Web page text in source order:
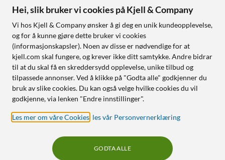
Følg oss
Handle fra:
Sverige
Norge
Hei, slik bruker vi cookies på Kjell & Company
Vi hos Kjell & Company ønsker å gi deg en unik kundeopplevelse,
og for å kunne gjøre dette bruker vi cookies
(informasjonskapsler). Noen av disse er nødvendige for at
kjell.com skal fungere, og krever ikke ditt samtykke. Andre bidrar
til at du skal få en skreddersydd opplevelse, unike tilbud og
tilpassede annonser. Ved å klikke på "Godta alle" godkjenner du
bruk av slike cookies. Du kan også velge hvilke cookies du vil
godkjenne, via lenken "Endre innstillinger".
Les mer om våre Cookies les vår Personvernerklæring
GODTA ALLE